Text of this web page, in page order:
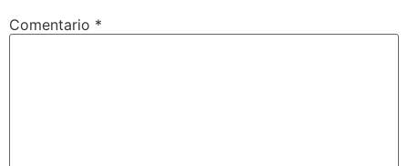
Comentario *